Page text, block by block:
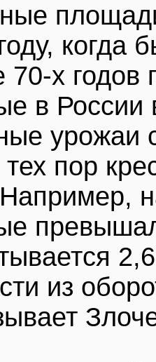
когда
70-х годов
в
урожаи
пор
из